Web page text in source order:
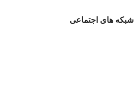
شبکه های اجتماعی